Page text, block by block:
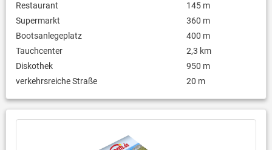
Restaurant
145 m
Supermarkt
360 m
Bootsanlegeplatz
400 m
Tauchcenter
2,3 km
Diskothek
950 m
verkehrsreiche Straße
20 m